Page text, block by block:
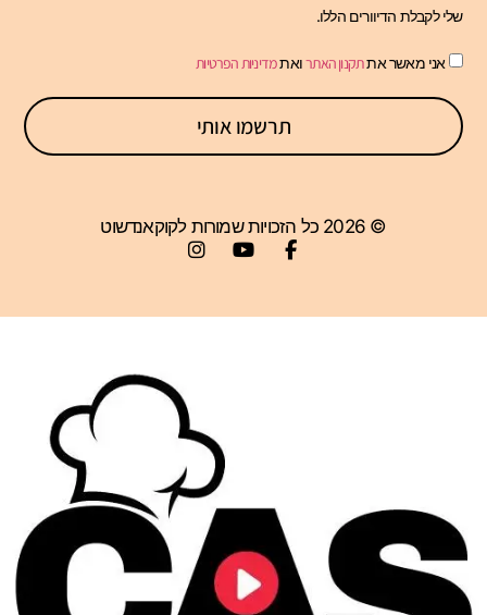
שלי לקבלת הדיוורים הללו.
אני מאשר אתתקנון האתרואתמדיניות הפרטיות
תרשמו אותי
© 2026 כל הזכויות שמורות לקוקאנדשוט